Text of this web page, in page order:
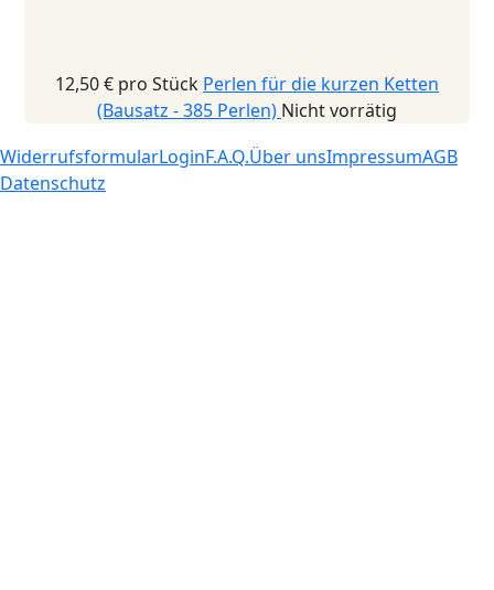
12,50 € pro Stück Perlen für die kurzen Ketten
(Bausatz - 385 Perlen) Nicht vorrätig
WiderrufsformularLoginF.A.Q.Über unsImpressumAGB
Datenschutz